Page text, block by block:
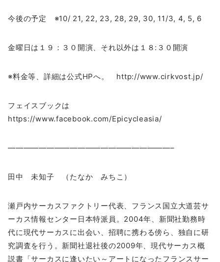
今後の予定 ※10/ 21, 22, 23, 28, 29, 30, 11/3, 4, 5, 6
金曜日は１９：３０開演、それ以外は１８:３０開演
※料金等、詳細は公式HPへ。 http://www.cirkvost.jp/
フェイスブックは
https://www.facebook.com/Epicycleasia/
—————————————————————–
田中 未知子 （たなか みちこ）
瀬戸内サーカスファクトリー代表、フランス国立大道芸サ
ーカス情報センター日本特派員。2004年、新聞社勤務時
代に現代サーカスに出会い、招聘に携わる傍ら、独自に研
究調査を行う。新聞社退社後の2009年、現代サーカス概
説書「サーカスに逢いたい～アートになったフランスサー